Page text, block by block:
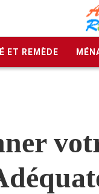
ET REMÈDE